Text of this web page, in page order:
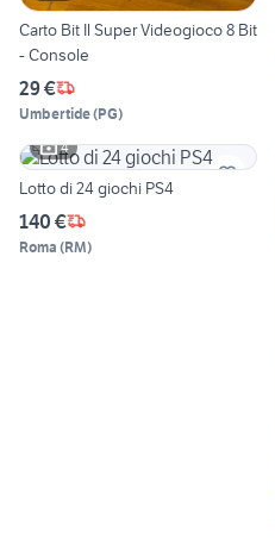
Carto Bit Il Super Videogioco 8 Bit
- Console
29 €
Umbertide(PG)
4
Lotto di 24 giochi PS4
140 €
Roma (RM)